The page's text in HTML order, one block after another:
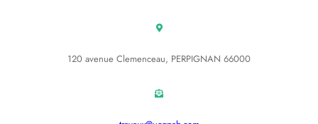
120 avenue Clemenceau, PERPIGNAN 66000